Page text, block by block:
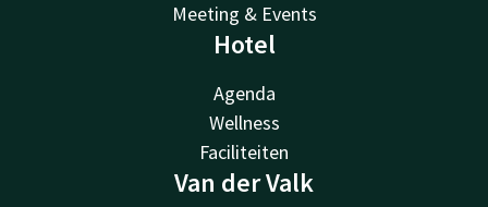
Meeting & Events
Hotel
Agenda
Wellness
Faciliteiten
Van der Valk